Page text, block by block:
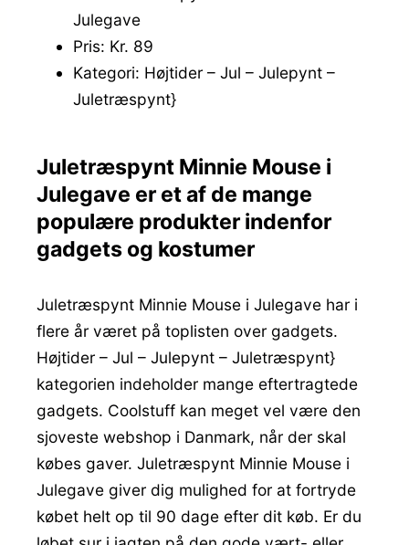
Julegave
Pris: Kr. 89
Kategori: Højtider – Jul – Julepynt –
Juletræspynt}
Juletræspynt Minnie Mouse i
Julegave er et af de mange
populære produkter indenfor
gadgets og kostumer
Juletræspynt Minnie Mouse i Julegave har i
flere år været på toplisten over gadgets.
Højtider – Jul – Julepynt – Juletræspynt}
kategorien indeholder mange eftertragtede
gadgets. Coolstuff kan meget vel være den
sjoveste webshop i Danmark, når der skal
købes gaver. Juletræspynt Minnie Mouse i
Julegave giver dig mulighed for at fortryde
købet helt op til 90 dage efter dit køb. Er du